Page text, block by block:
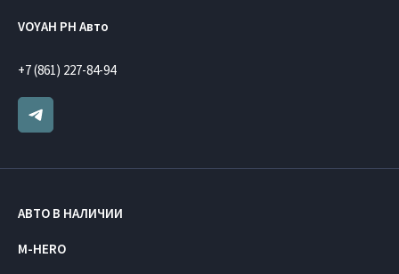
VOYAH РН Авто
+7 (861) 227-84-94
АВТО В НАЛИЧИИ
M-HERO